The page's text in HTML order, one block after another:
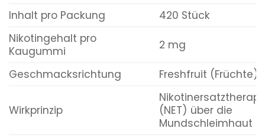
Inhalt pro Packung
420 Stück
Nikotingehalt pro
Kaugummi
2 mg
Geschmacksrichtung Freshfruit (Früchte)
Wirkprinzip
(NET) über die
Mundschleimhaut